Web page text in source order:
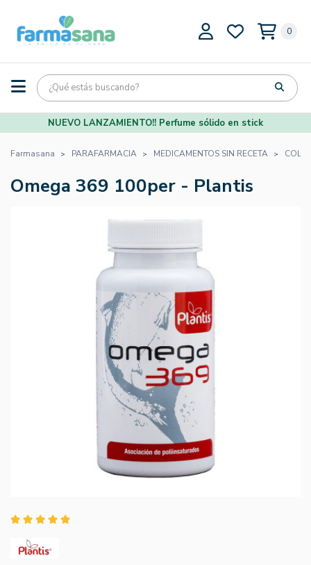
0
NUEVO LANZAMIENTO!! Perfume sólido en stick
Farmasana PARAFARMACIA MEDICAMENTOS SIN RECETA
Omega 369 100per - Plantis